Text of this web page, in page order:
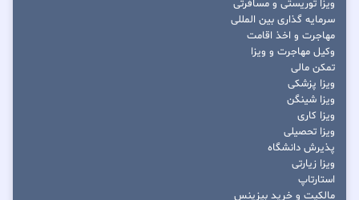
ویزا توریستی و مسافرتی
سرمایه گذاری بین المللی
مهاجرت و اخذ اقامت
وکیل مهاجرت و ویزا
تمکن مالی
ویزا پزشکی
ویزا شینگن
ویزا کاری
ویزا تحصیلی
پذیرش دانشگاه
ویزا زیارتی
استارتاپ
مالکیت و خرید بیزینس